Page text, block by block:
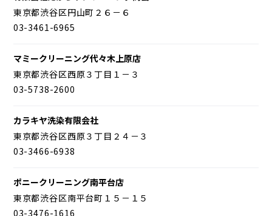
東京都渋谷区円山町２６－６
03-3461-6965
マミークリーニング代々木上原店
東京都渋谷区西原３丁目１－３
03-5738-2600
カラキヤ洗染有限会社
東京都渋谷区西原３丁目２４－３
03-3466-6938
ポニークリーニング南平台店
東京都渋谷区南平台町１５－１５
03-3476-1616